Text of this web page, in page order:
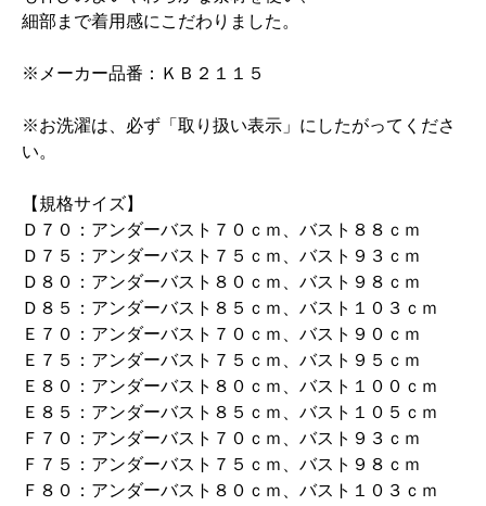
細部まで着用感にこだわりました。
※メーカー品番：ＫＢ２１１５
※お洗濯は、必ず「取り扱い表示」にしたがってくださ
い。
【規格サイズ】
Ｄ７０：アンダーバスト７０ｃｍ、バスト８８ｃｍ
Ｄ７５：アンダーバスト７５ｃｍ、バスト９３ｃｍ
Ｄ８０：アンダーバスト８０ｃｍ、バスト９８ｃｍ
Ｄ８５：アンダーバスト８５ｃｍ、バスト１０３ｃｍ
Ｅ７０：アンダーバスト７０ｃｍ、バスト９０ｃｍ
Ｅ７５：アンダーバスト７５ｃｍ、バスト９５ｃｍ
Ｅ８０：アンダーバスト８０ｃｍ、バスト１００ｃｍ
Ｅ８５：アンダーバスト８５ｃｍ、バスト１０５ｃｍ
Ｆ７０：アンダーバスト７０ｃｍ、バスト９３ｃｍ
Ｆ７５：アンダーバスト７５ｃｍ、バスト９８ｃｍ
Ｆ８０：アンダーバスト８０ｃｍ、バスト１０３ｃｍ